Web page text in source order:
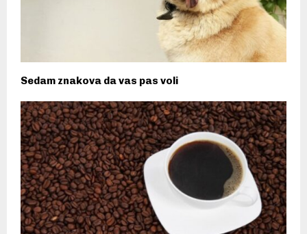
Sedam znakova da vas pas voli